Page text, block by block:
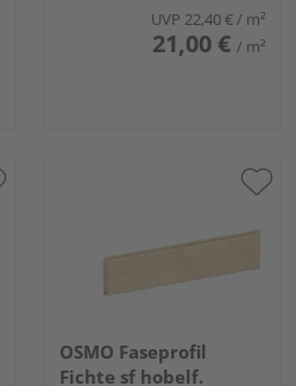
UVP 22,40 €/ m²
21,00 € / m²
OSMO Faseprofil
Fichte sf hobelf.